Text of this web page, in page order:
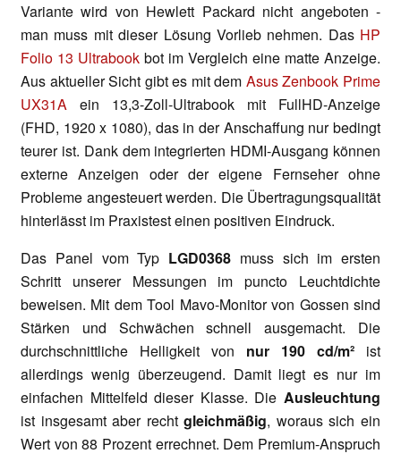
Variante wird von Hewlett Packard nicht angeboten -
man muss mit dieser Lösung Vorlieb nehmen. Das HP
Folio 13 Ultrabook bot im Vergleich eine matte Anzeige.
Aus aktueller Sicht gibt es mit dem Asus Zenbook Prime
UX31A ein 13,3-Zoll-Ultrabook mit FullHD-Anzeige
(FHD, 1920 x 1080), das in der Anschaffung nur bedingt
teurer ist. Dank dem integrierten HDMI-Ausgang können
externe Anzeigen oder der eigene Fernseher ohne
Probleme angesteuert werden. Die Übertragungsqualität
hinterlässt im Praxistest einen positiven Eindruck.
Das Panel vom Typ LGD0368 muss sich im ersten
Schritt unserer Messungen im puncto Leuchtdichte
beweisen. Mit dem Tool Mavo-Monitor von Gossen sind
Stärken und Schwächen schnell ausgemacht. Die
durchschnittliche Helligkeit von nur 190 cd/m² ist
allerdings wenig überzeugend. Damit liegt es nur im
einfachen Mittelfeld dieser Klasse. Die Ausleuchtung
ist insgesamt aber rechtgleichmäßig, woraus sich ein
Wert von 88 Prozent errechnet. Dem Premium-Anspruch